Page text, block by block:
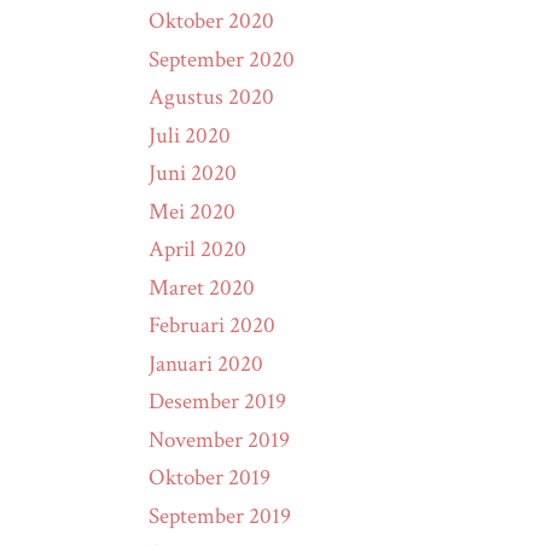
Oktober 2020
September 2020
Agustus 2020
Juli 2020
Juni 2020
Mei 2020
April 2020
Maret 2020
Februari 2020
Januari 2020
Desember 2019
November 2019
Oktober 2019
September 2019